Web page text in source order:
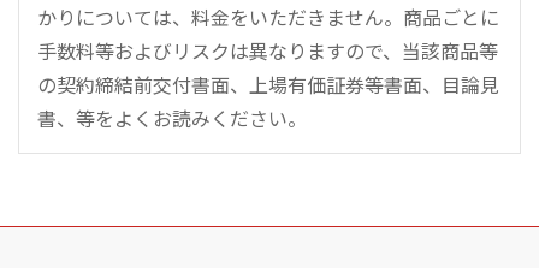
かりについては、料金をいただきません。商品ごとに
手数料等およびリスクは異なりますので、当該商品等
の契約締結前交付書面、上場有価証券等書面、目論見
書、等をよくお読みください。
こ